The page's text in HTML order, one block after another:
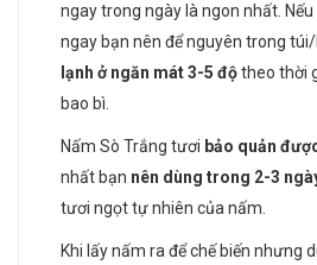
ngay trong ngày là ngon nhất.
ngay bạn nên để nguyên trong
lạnh ở ngăn mát 3-5 độtheo thời
bao bì.
Nấm Sò Trắng tươi bảo quản
nhất bạn nên dùng trong 2-3
tươi ngọt tự nhiên của nấm.
Khi lấy nấm ra để chế biến nhưng